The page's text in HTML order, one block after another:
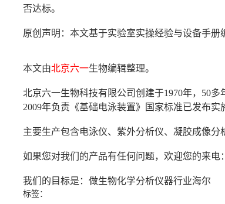
否达标。
原创声明：本文基于实验室实操经验与设备手
本文由北京六一生物编辑整理。
北京六一生物科技有限公司创建于1970年，50
2009年负责《基础电泳装置》国家标准已发布
主要生产包含电泳仪、紫外分析仪、凝胶成像
如果您对我们的产品有任何问题，欢迎您的来电
我们的目标是：做生物化学分析仪器行业海尔
标签：